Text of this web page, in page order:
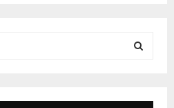
E